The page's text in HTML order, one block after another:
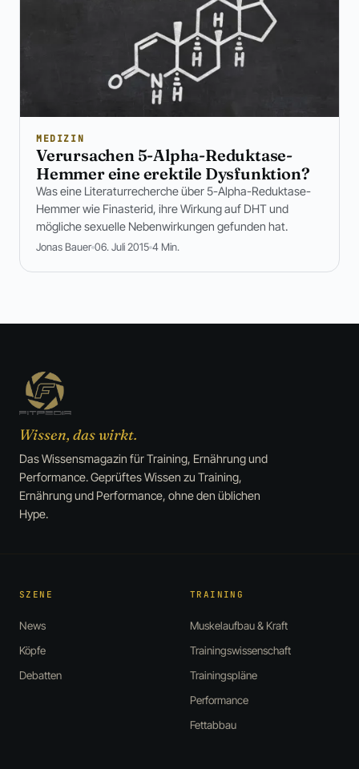
MEDIZIN
Verursachen 5-Alpha-Reduktase-
Hemmer eine erektile Dysfunktion?
Was eine Literaturrecherche über 5-Alpha-Reduktase-
Hemmer wie Finasterid, ihre Wirkung auf DHT und
mögliche sexuelle Nebenwirkungen gefunden hat.
Jonas Bauer 06. Juli 2015 4 Min.
Wissen, das wirkt.
Das Wissensmagazin für Training, Ernährung und
Performance. Geprüftes Wissen zu Training,
Ernährung und Performance, ohne den üblichen
Hype.
SZENE
News
Köpfe
Debatten
TRAINING
Muskelaufbau & Kraft
Trainingswissenschaft
Trainingspläne
Performance
Fettabbau